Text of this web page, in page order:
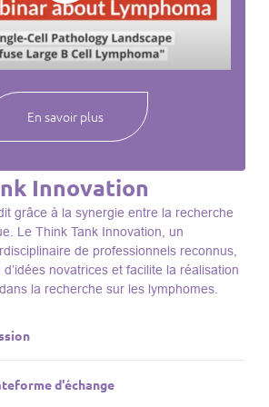
séances précédentes et joignez-vous
des lymphomes et des maladies
En savoir plus
Innovation
grâce à la synergie entre la recherche
Le Think Tank Innovation, un
de professionnels reconnus,
d’idées novatrices et facilite la réalisation
la recherche sur les lymphomes.
projets, façonne des initiatives de
et promeut l’unité parmi les
d'échange